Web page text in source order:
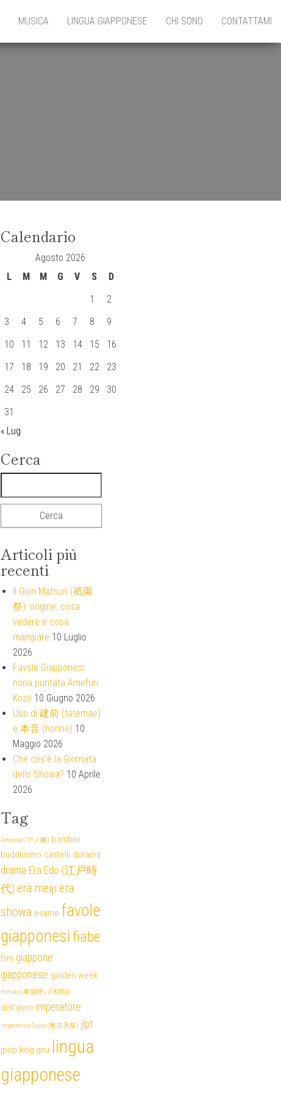
MUSICA LINGUA GIAPPONESE CHI SONO CONTATTAMI
Calendario
Agosto 2026
L
M M G V S
D
1
2
3
4 5 6 7 8
9
10
11 12 13 14 15
16
17
18 19 20 21 22
23
24
25 26 27 28 29
30
31
« Lug
Cerca
Articoli più
recenti
Il Gion Matsuri (祇園
祭): origine, cosa
vedere e cosa
mangiare 10 Luglio
2026
Favole Giapponesi:
nona puntata Amefuri
Kozō 10 Giugno 2026
Uso di 建前 (tatemae)
e 本音 (honne) 10
Maggio 2026
Che cos’è la Giornata
dello Shōwa? 10 Aprile
2026
Tag
Ameyoko (アメ横) bambini
buddhismo castelli dorama
drama Era Edo (江戸時
代) era meiji era
showa esame favole
giapponesi fiabe
film giappone
giapponese golden week
Himiko (卑弥呼) il kanji
dell'anno imperatore
imperatrice Suiko (推古天皇) jlpt
jpop king gnu
lingua
giapponese